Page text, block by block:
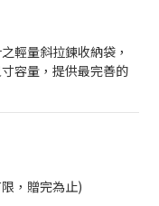
輕量斜拉鍊收納袋，
容量，提供最完善的
，贈完為止)